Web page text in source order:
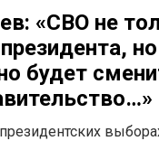
«СВО не
будет